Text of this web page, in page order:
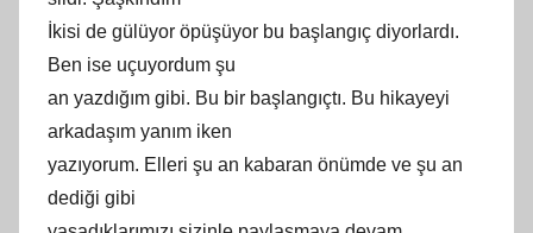
İkisi de gülüyor öpüşüyor bu başlangıç diyorlardı.
Ben ise uçuyordum şu
an yazdığım gibi. Bu bir başlangıçtı. Bu hikayeyi
arkadaşım yanım iken
yazıyorum. Elleri şu an kabaran önümde ve şu an
dediği gibi